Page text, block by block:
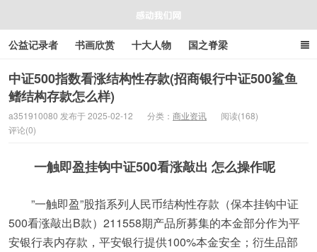
感动我们网
公益记录者 书画欣赏 十大人物 国之脊梁
好人好事 感人资讯 商业资讯 在线工具箱
中证500指数看涨结构性存款(招商银行中证500鲨鱼
鳍结构存款怎么样)
a351910080 发布于 2025-02-12 分类： 商业资讯
阅读(168)
评论(0)
一触即盈挂钩中证500看涨敲出 怎么操作呢
”一触即盈”股指系列人民币结构性存款（保本挂钩中证
500看涨敲出B款）211558期产品所募集的本金部分作为平
安银行表内存款，平安银行提供100%本金安全；衍生品部